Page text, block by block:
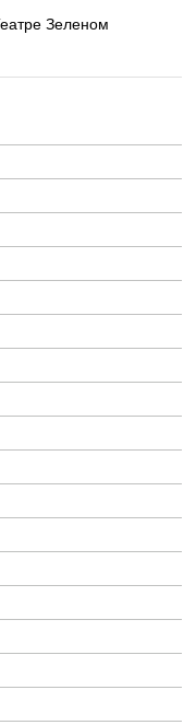
Зеленом